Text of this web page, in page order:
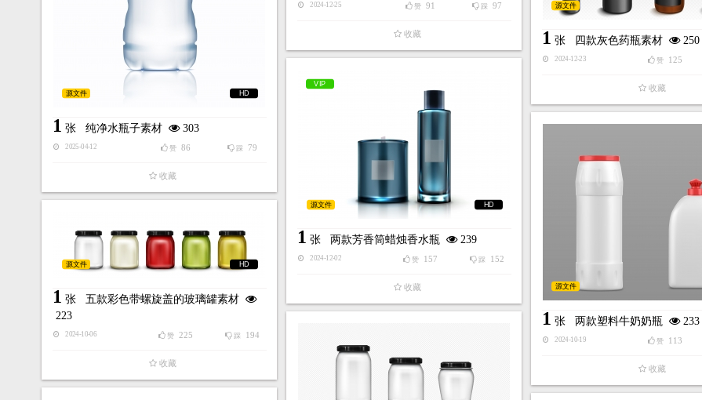
HD
源文件
1 张 纯净水瓶子素材 303
2025-04-12 踩 79
赞 86
收藏
2024-12-25 踩 97
赞 91
收藏
源文件
1 张 四款灰色药瓶素材 250
2024-12-23 赞 125
收藏
VIP
HD
源文件
1 张 两款芳香筒蜡烛香水瓶 239
2024-12-02 踩 152
赞 157
收藏 源文件
1 张 两款塑料牛奶奶瓶 233
2024-10-19 赞 113
收藏
HD
源文件
1 张 五款彩色带螺旋盖的玻璃罐素材
223
2024-10-06 踩 194
赞 225
收藏